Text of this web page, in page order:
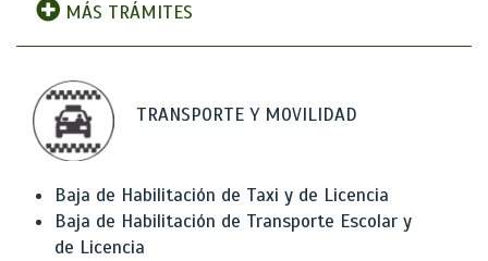
MÁS TRÁMITES
TRANSPORTE Y MOVILIDAD
Baja de Habilitación de Taxi y de Licencia
Baja de Habilitación de Transporte Escolar y
de Licencia